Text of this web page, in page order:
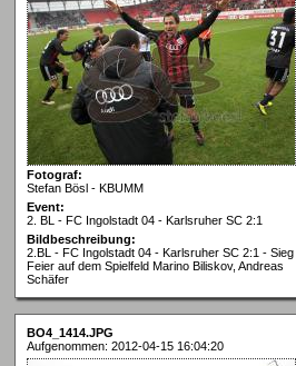
Fotograf:
Stefan Bösl - KBUMM
Event:
2. BL - FC Ingolstadt 04 - Karlsruher SC 2:1
Bildbeschreibung:
2.BL - FC Ingolstadt 04 - Karlsruher SC 2:1 - Sieg
Feier auf dem Spielfeld Marino Biliskov, Andreas
Schäfer
BO4_1414.JPG
Aufgenommen: 2012-04-15 16:04:20